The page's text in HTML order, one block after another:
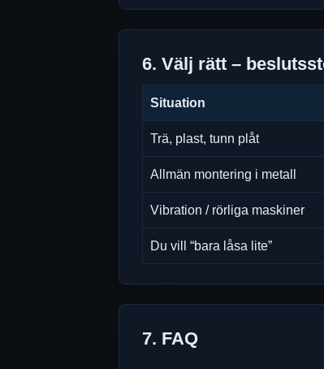
6. Välj rätt –
Situation
Trä, plast, tunn plåt
Allmän montering i metall
Vibration / rörliga maskiner
Du vill “bara låsa lite”
7. FAQ